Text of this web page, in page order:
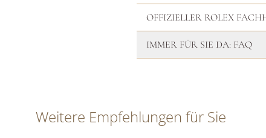
OFFIZIELLER ROLEX
IMMER FÜR SIE DA: FAQ
Weitere Empfehlungen für Sie